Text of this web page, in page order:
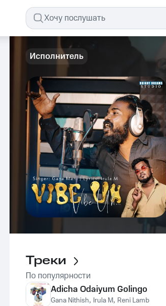
Исполнитель
Треки
По популярности
Adicha Odaiyum Golingo
Gana Nithish, Irula M, Reni Lamb